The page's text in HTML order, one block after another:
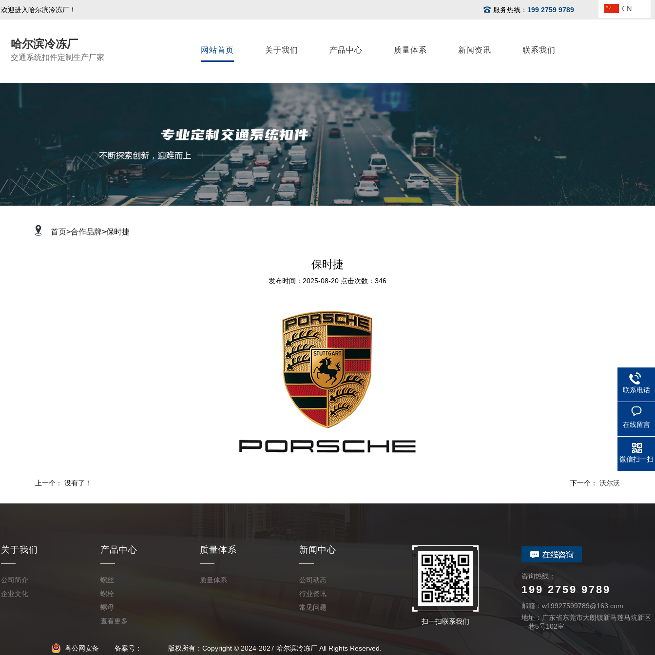
欢迎进入哈尔滨冷冻厂！ 服务热线： 199 2759 9789
哈尔滨冷冻厂
交通系统扣件定制生产厂家
网站首页 关于我们 产品中心 质量体系 新闻资讯 联系我们
首页>合作品牌>保时捷
保时捷
发布时间：2025-08-20 点击次数：346
上一个： 没有了！ 下一个： 沃尔沃
关于我们
公司简介
企业文化
产品中心
螺丝
螺栓
螺母
查看更多
质量体系
质量体系
新闻中心
公司动态
行业资讯
常见问题
扫一扫联系我们
<
咨询热线：
199 2759 9789
邮箱：w19927599789@163.com
地址：广东省东莞市大朗镇新马莲马坑新区
一巷5号102室
粤公网安备 备案号： 版权所有：Copyright © 2024-2027 哈尔滨冷冻厂 All Rights Reserved.
联系电话
在线留言
微信扫一扫